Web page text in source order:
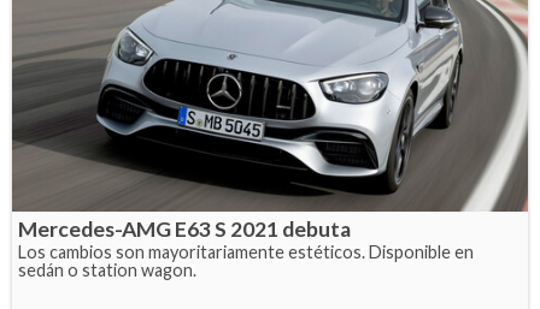
Mercedes-AMG E63 S 2021 debuta
Los cambios son mayoritariamente estéticos. Disponible en
sedán o station wagon.